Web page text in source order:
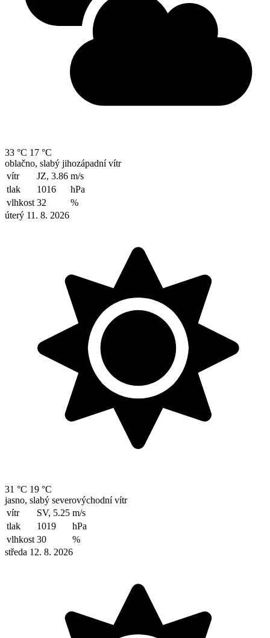
33 °C 17 °C
oblačno, slabý jihozápadní vítr
vítr
JZ, 3.86 m/s
tlak
1016
hPa
vlhkost 32
%
úterý 11. 8. 2026
31 °C 19 °C
jasno, slabý severovýchodní vítr
vítr
SV, 5.25 m/s
tlak
1019
hPa
vlhkost 30
%
středa 12. 8. 2026